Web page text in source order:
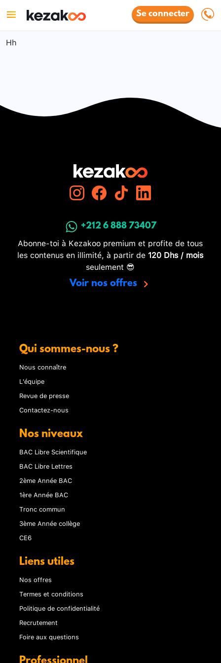
Se connecter
Hh
+212 6 888 73407
Abonne-toi à Kezakoo premium et profite de tous
les contenus en illimité, à partir de 120 Dhs / mois
seulement 😎
Voir nos offres
Qui sommes-nous ?
Nous connaître
L'équipe
Revue de presse
Contactez-nous
Nos niveaux
BAC Libre Scientifique
BAC Libre Lettres
2ème Année BAC
1ère Année BAC
Tronc commun
3ème Année collège
CE6
Liens utiles
Nos offres
Termes et conditions
Politique de confidentialité
Recrutement
Foire aux questions